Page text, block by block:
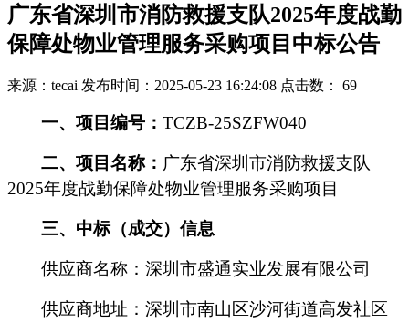
广东省深圳市消防救援支队2025年度战勤
保障处物业管理服务采购项目中标公告
来源：tecai 发布时间：2025-05-23 16:24:08 点击数： 69
一、项目编号： TCZB-25SZFW040
二、项目名称： 广东省深圳市消防救援支队
2025年度战勤保障处物业管理服务采购项目
三、中标（成交）信息
供应商名称： 深圳市盛通实业发展有限公司
供应商地址：深圳市南山区沙河街道高发社区